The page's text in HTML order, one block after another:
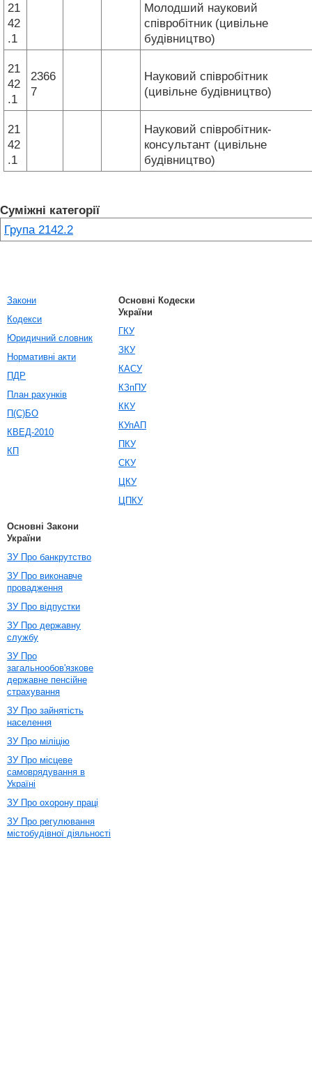
21
42
.1
Молодший науковий
співробітник (цивільне
будівництво)
21
42
.1
2366
7
Науковий співробітник
(цивільне будівництво)
21
42
.1
Науковий співробітник-
консультант (цивільне
будівництво)
Суміжні категорії
Група 2142.2
Закони
Кодекси
Юридичний словник
Нормативні акти
ПДР
План рахунків
П(С)БО
КВЕД-2010
КП
Основні Кодески
України
ГКУ
ЗКУ
КАСУ
КЗпПУ
ККУ
КУпАП
ПКУ
СКУ
ЦКУ
ЦПКУ
Основні Закони
України
ЗУ Про банкрутство
ЗУ Про виконавче
провадження
ЗУ Про відпустки
ЗУ Про державну
службу
ЗУ Про
загальнообов'язкове
державне пенсійне
страхування
ЗУ Про зайнятість
населення
ЗУ Про міліцію
ЗУ Про місцеве
самоврядування в
Україні
ЗУ Про охорону праці
ЗУ Про регулювання
містобудівної діяльності